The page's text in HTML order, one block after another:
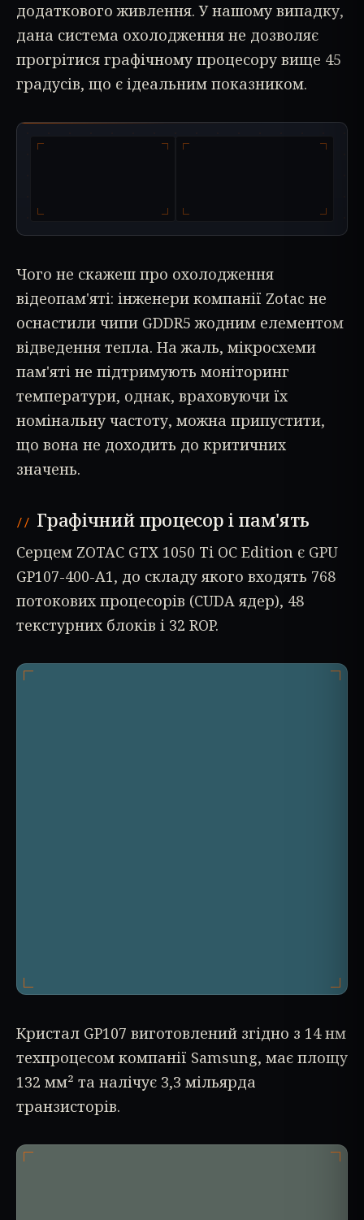
додаткового живлення. У нашому випадку,
дана система охолодження не дозволяє
прогрітися графічному процесору вище 45
градусів, що є ідеальним показником.
Чого не скажеш про охолодження
відеопам'яті: інженери компанії Zotac не
оснастили чипи GDDR5 жодним елементом
відведення тепла. На жаль, мікросхеми
пам'яті не підтримують моніторинг
температури, однак, враховуючи їх
номінальну частоту, можна припустити,
що вона не доходить до критичних
значень.
Графічний процесор і пам'ять
Серцем ZOTAC GTX 1050 Ti OC Edition є GPU
GP107-400-A1, до складу якого входять 768
потокових процесорів (CUDA ядер), 48
текстурних блоків і 32 ROP.
Кристал GP107 виготовлений згідно з 14 нм
техпроцесом компанії Samsung, має площу
132 мм² та налічує 3,3 мільярда
транзисторів.